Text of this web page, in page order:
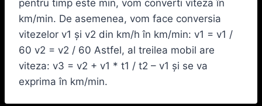
pentru timp este min, vom converti viteza în
km/min. De asemenea, vom face conversia
vitezelor v1 şi v2 din km/h în km/min: v1 = v1 /
60 v2 = v2 / 60 Astfel, al treilea mobil are
viteza: v3 = v2 + v1 * t1 / t2 – v1 şi se va
exprima în km/min.